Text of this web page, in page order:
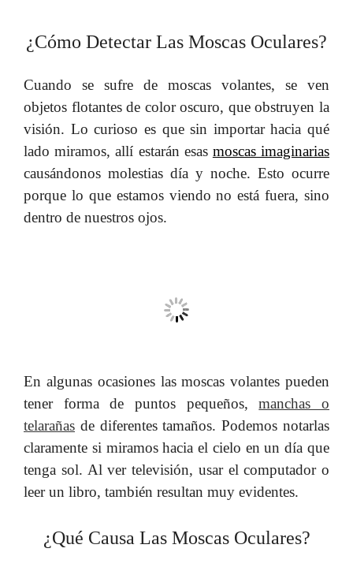
¿Cómo Detectar Las Moscas Oculares?
Cuando se sufre de moscas volantes, se ven
objetos flotantes de color oscuro, que obstruyen la
visión. Lo curioso es que sin importar hacia qué
lado miramos, allí estarán esas moscas imaginarias
causándonos molestias día y noche. Esto ocurre
porque lo que estamos viendo no está fuera, sino
dentro de nuestros ojos.
En algunas ocasiones las moscas volantes pueden
tener forma de puntos pequeños,manchas o
telarañas de diferentes tamaños. Podemos notarlas
claramente si miramos hacia el cielo en un día que
tenga sol. Al ver televisión, usar el computador o
leer un libro, también resultan muy evidentes.
¿Qué Causa Las Moscas Oculares?